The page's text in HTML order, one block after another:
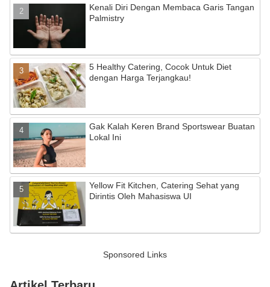
Kenali Diri Dengan Membaca Garis Tangan
Palmistry
5 Healthy Catering, Cocok Untuk Diet
dengan Harga Terjangkau!
Gak Kalah Keren Brand Sportswear Buatan
Lokal Ini
Yellow Fit Kitchen, Catering Sehat yang
Dirintis Oleh Mahasiswa UI
Sponsored Links